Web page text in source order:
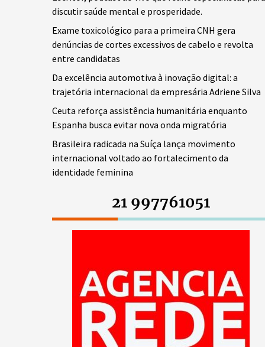
discutir saúde mental e prosperidade.
Exame toxicológico para a primeira CNH gera
denúncias de cortes excessivos de cabelo e revolta
entre candidatas
Da excelência automotiva à inovação digital: a
trajetória internacional da empresária Adriene Silva
Ceuta reforça assistência humanitária enquanto
Espanha busca evitar nova onda migratória
Brasileira radicada na Suíça lança movimento
internacional voltado ao fortalecimento da
identidade feminina
21 997761051